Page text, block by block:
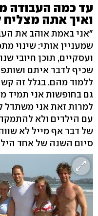
עד כמה העבודה
ואיך אתה
"אני באמת אוהב את
שמעניין אותי: שינוי
ועסקיים, תוכן חיובי
שכיף לדבר איתם
ללמוד מהם. בגלל זה
גם בחופשות אני תמיד
למרות זאת אני משתדל
עם הילדים ולא
של דבר אף מייל לא
סיום השנה של אחד